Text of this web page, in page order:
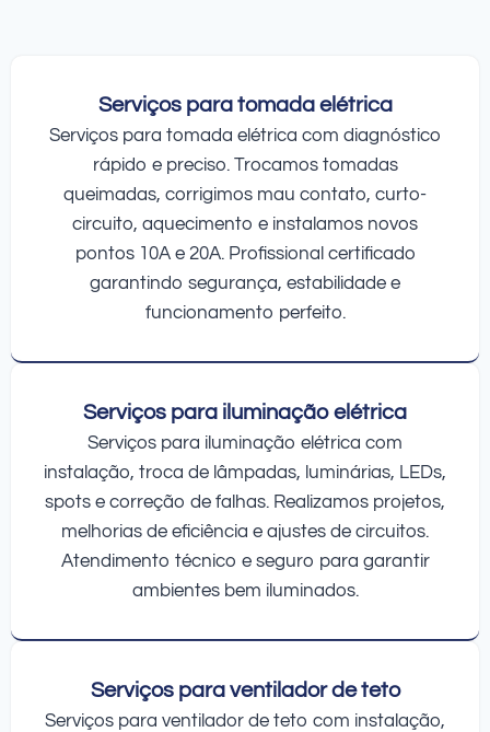
Serviços para tomada elétrica
Serviços para tomada elétrica com diagnóstico
rápido e preciso. Trocamos tomadas
queimadas, corrigimos mau contato, curto-
circuito, aquecimento e instalamos novos
pontos 10A e 20A. Profissional certificado
garantindo segurança, estabilidade e
funcionamento perfeito.
Serviços para iluminação elétrica
Serviços para iluminação elétrica com
instalação, troca de lâmpadas, luminárias, LEDs,
spots e correção de falhas. Realizamos projetos,
melhorias de eficiência e ajustes de circuitos.
Atendimento técnico e seguro para garantir
ambientes bem iluminados.
Serviços para ventilador de teto
Serviços para ventilador de teto com instalação,